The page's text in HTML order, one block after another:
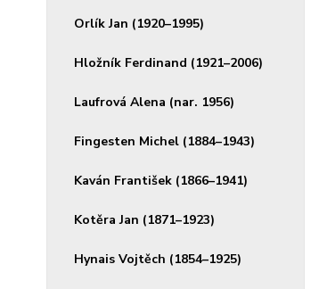
Orlík Jan (1920–1995)
Hložník Ferdinand (1921–2006)
Laufrová Alena (nar. 1956)
Fingesten Michel (1884–1943)
Kaván František (1866–1941)
Kotěra Jan (1871–1923)
Hynais Vojtěch (1854–1925)